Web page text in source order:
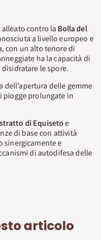
contro la Bolla del
a livello europeo e
con un alto tenore di
ha la capacità di
le spore.
delle gemme
piogge prolungate in
di Equisetoe
di base con attività
sinergicamente e
di autodifesa delle
articolo